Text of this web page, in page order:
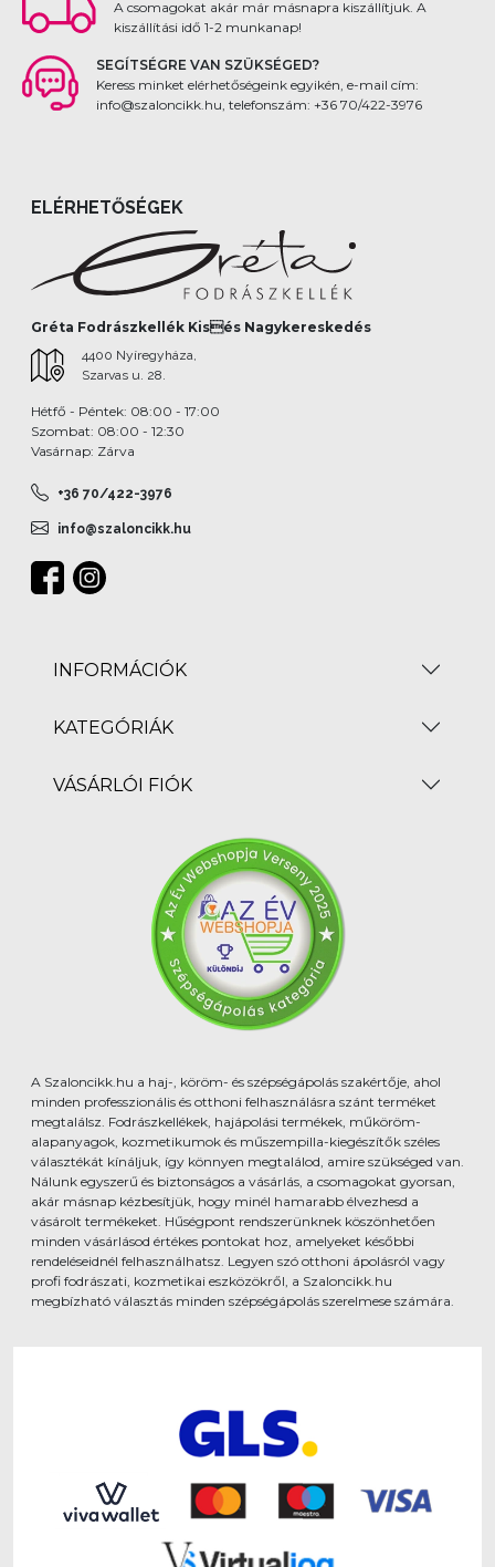
A csomagokat akár már másnapra kiszállítjuk. A
kiszállítási idő 1-2 munkanap!
SEGÍTSÉGRE VAN SZÜKSÉGED?
Keress minket elérhetőségeink egyikén, e-mail cím:
info@szaloncikk.hu, telefonszám: +36 70/422-3976
ELÉRHETŐSÉGEK
Gréta Fodrászkellék Kisés Nagykereskedés
4400 Nyíregyháza,
Szarvas u. 28.
Hétfő - Péntek: 08:00 - 17:00
Szombat: 08:00 - 12:30
Vasárnap: Zárva
+36 70/422-3976
info@szaloncikk.hu
INFORMÁCIÓK
KATEGÓRIÁK
VÁSÁRLÓI FIÓK
A Szaloncikk.hu a haj-, köröm- és szépségápolás szakértője, ahol
minden professzionális és otthoni felhasználásra szánt terméket
megtalálsz. Fodrászkellékek, hajápolási termékek, műköröm-
alapanyagok, kozmetikumok és műszempilla-kiegészítők széles
választékát kínáljuk, így könnyen megtalálod, amire szükséged van.
Nálunk egyszerű és biztonságos a vásárlás, a csomagokat gyorsan,
akár másnap kézbesítjük, hogy minél hamarabb élvezhesd a
vásárolt termékeket. Hűségpont rendszerünknek köszönhetően
minden vásárlásod értékes pontokat hoz, amelyeket későbbi
rendeléseidnél felhasználhatsz. Legyen szó otthoni ápolásról vagy
profi fodrászati, kozmetikai eszközökről, a Szaloncikk.hu
megbízható választás minden szépségápolás szerelmese számára.